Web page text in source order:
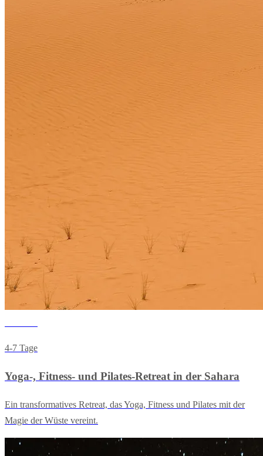
4-7 Tage
Yoga-, Fitness- und Pilates-Retreat in der Sahara
Ein transformatives Retreat, das Yoga, Fitness und Pilates mit der
Magie der Wüste vereint.